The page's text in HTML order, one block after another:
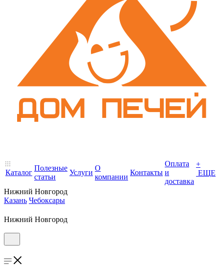
Каталог
Полезные
статьи
Услуги
О
компании
Контакты
Оплата
и
доставка
+
ЕЩЕ
Нижний Новгород
Казань Чебоксары
Нижний Новгород